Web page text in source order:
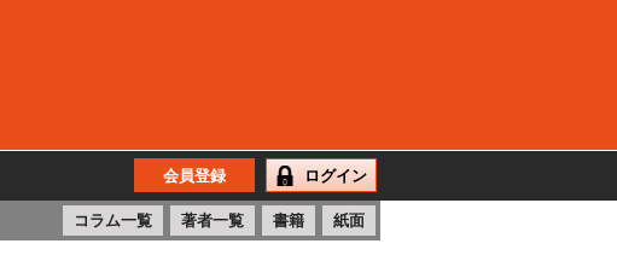
会員登録 ログイン
コラム一覧 著者一覧 書籍 紙面